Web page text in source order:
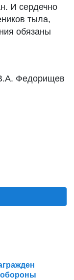
И сердечно
тыла,
обязаны
Федорищев